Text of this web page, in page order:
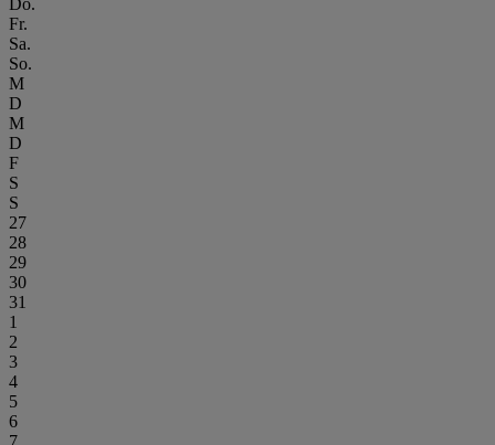
Do.
Fr.
Sa.
So.
M
D
M
D
F
S
S
27
28
29
30
31
1
2
3
4
5
6